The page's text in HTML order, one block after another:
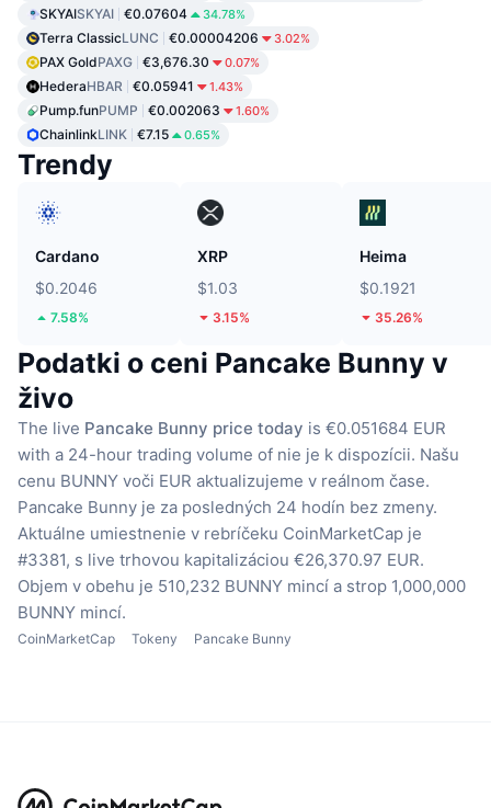
SKYAISKYAI €0.07604 34.78%
Terra ClassicLUNC €0.00004206 3.02%
PAX GoldPAXG €3,676.30 0.07%
HederaHBAR €0.05941 1.43%
Pump.funPUMP €0.002063 1.60%
ChainlinkLINK €7.15 0.65%
Trendy
Cardano
$0.2046
7.58%
XRP
$1.03
3.15%
Heima
$0.1921
35.26%
Podatki o ceni Pancake Bunny v
živo
The live Pancake Bunny price today is €0.051684 EUR
with a 24-hour trading volume of nie je k dispozícii. Našu
cenu BUNNY voči EUR aktualizujeme v reálnom čase.
Pancake Bunny je za posledných 24 hodín bez zmeny.
Aktuálne umiestnenie v rebríčeku CoinMarketCap je
#3381, s live trhovou kapitalizáciou €26,370.97 EUR.
Objem v obehu je 510,232 BUNNY mincí a strop 1,000,000
BUNNY mincí.
CoinMarketCap Tokeny Pancake Bunny